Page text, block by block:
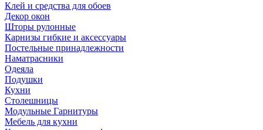
Клей и средства для обоев
Декор окон
Шторы рулонные
Карнизы гибкие и аксессуары
Постельные принадлежности
Наматрасники
Одеяла
Подушки
Кухни
Столешницы
Модульные Гарнитуры
Мебель для кухни